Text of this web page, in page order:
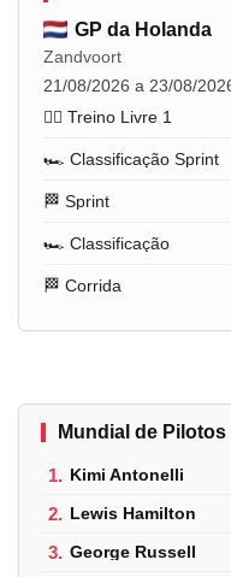
GP da Holanda
Zandvoort
21/08/2026 a 23/08/
🏋️‍♂️ Treino Livre 1
🏎️ Classificação Sprint
🏁 Sprint
🏎️ Classificação
🏁 Corrida
Mundial de Pilotos
1. Kimi Antonelli
2. Lewis Hamilton
3. George Russell